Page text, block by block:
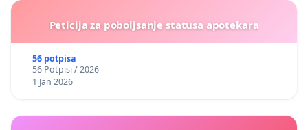
Peticija za poboljsanje statusa apotekara
56 potpisa
56 Potpisi / 2026
1 Jan 2026